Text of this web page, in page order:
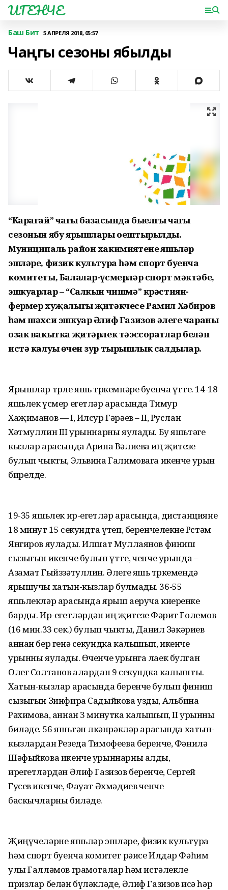
ИГЕНЧЕ
Баш Бит 5 АПРЕЛЯ 2018, 05:57
Чаңгы сезоны ябылды
“Карагай” чаңгы базасында быелгы чаңгы
сезонын ябу ярышлары оештырылды.
Муниципаль район хакимиятенең яшьләр
эшләре, физик культура һәмспорт буенча
комитеты, Балалар-үсмерләр спорт мәктәбе,
эшкуарлар – “Салкын чишмә” крәстиян-
фермер хуҗалыгы җитәкчесе Рамил Хәбиров
һәм шәхси эшкуар Әлиф Газизов әлеге чараның
озак вакытка җитәрлек тәэссоратлар белән
истә калуы өчен зур тырышлык салдылар.
Ярышлар төрле яшь төркемнәре буенча үтте. 14-18
яшьлек үсмер егетләр арасында Тимур
Хаҗиманов — I, Илсур Гәрәев – II, Руслан
Хәтмуллин III урыннарны яулады. Бу яшьтәге
кызлар арасында Арина Вәлиева иң җитезе
булып чыкты, Эльвина Галимовага икенче урын
бирелде.
19-35 яшьлек ир-егетләр арасында, дистанцияне
18 минут 15 секундта үтеп, беренчелекне Рөстәм
Янгиров яулады. Илшат Муллаянов финиш
сызыгын икенче булып үтте, өченче урында –
Азамат Гыйззәтуллин. Әлеге яшь төркемендә
ярышучы хатын-кызлар булмады. 36-55
яшьлекләр арасында ярыш аеруча киеренке
барды. Ир-егетләрдән иң җитезе Фәрит Големов
(16 мин.33 сек.) булып чыкты, Данил Зәкәриев
аннан бер генә секундка калышып, икенче
урынны яулады. Өченче урынга лаек булган
Олег Солтанов алардан 9 секундка калышты.
Хатын-кызлар арасында беренче булып финиш
сызыгын Зинфира Садыйкова узды, Альбина
Рәхимова, аннан 3 минутка калышып, II урынны
биләде. 56 яшьтән өлкәнрәкләр арасында хатын-
кызлардан Резеда Тимофеева беренче, Фәнилә
Шәфыйкова икенче урыннарны алды,
ирегетләрдән Әлиф Газизов беренче, Сергей
Гусев икенче, Фауат Әхмәдиев өченче
баскычларны биләде.
Җиңүчеләрне яшьләр эшләре, физик культура
һәм спорт буенча комитет рәисе Илдар Фәһим
улы Галләмов грамоталар һәм истәлекле
призлар белән бүләкләде, Әлиф Газизов исә һәр